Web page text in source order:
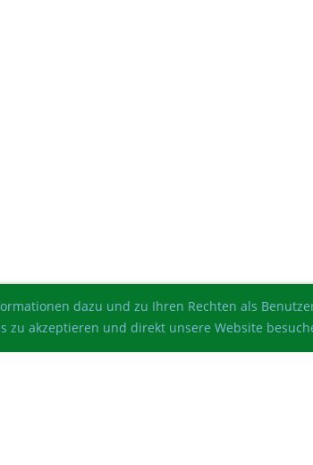
dazu und zu Ihren Rechten als
zu akzeptieren und direkt unsere Website